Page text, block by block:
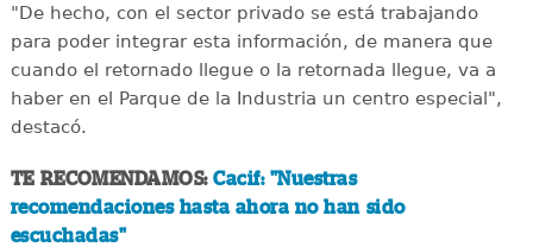
"De hecho, con el sector privado se está trabajando
para poder integrar esta información, de manera que
cuando el retornado llegue o la retornada llegue, va a
haber en el Parque de la Industria un centro especial",
destacó.
TE RECOMENDAMOS:Cacif: "Nuestras
recomendaciones hasta ahora no han sido
escuchadas"